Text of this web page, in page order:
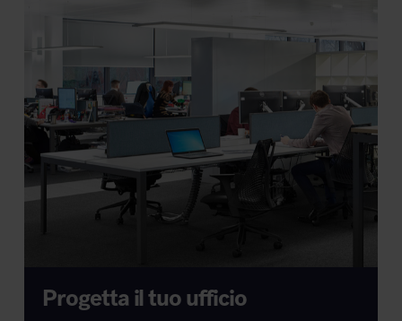
Progetta il tuo ufficio